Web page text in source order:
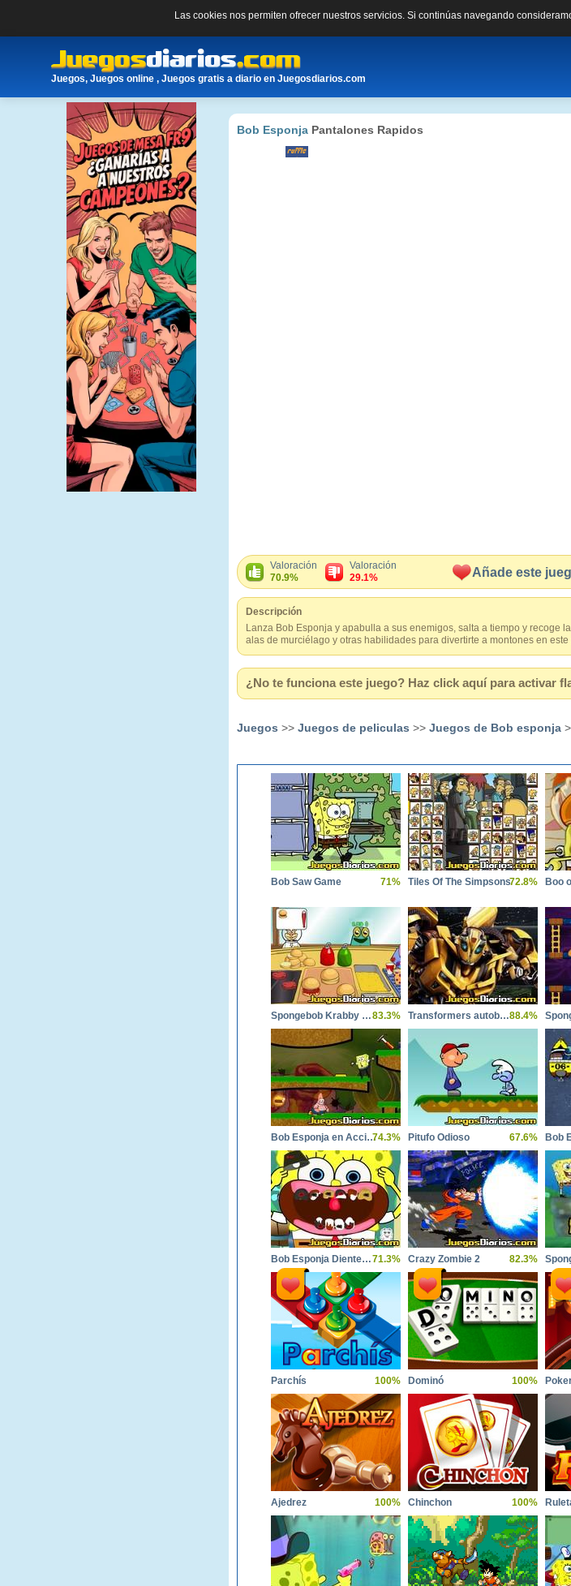
Las cookies nos permiten ofrecer nuestros servicios. Si continúas navegando
Juegos, Juegos online , Juegos gratis a diario en Juegosdiarios.com
Bob Esponja Pantalones Rapidos
Valoración
70.9%
Valoración
29.1%
Añade este
Descripción
Lanza Bob Esponja y apabulla a sus enemigos, salta a tiempo y recoge
alas de murciélago y otras habilidades para divertirte a montones en
¿No te funciona este juego? Haz click aquí para activar
Juegos >> Juegos de peliculas >> Juegos de Bob esponja
Bob Saw Game 71% Tiles Of The Simpsons72.8% Boo
Spongebob Krabby Patty Dash83.3% Transformers autobot Stronghold88.4%
Bob Esponja en Accion 374.3% Pitufo Odioso 67.6%
Bob Esponja Dientes Perfectos71.3% Crazy Zombie 2 82.3%
Parchís 100% Dominó 100%
Ajedrez 100% Chinchon 100%